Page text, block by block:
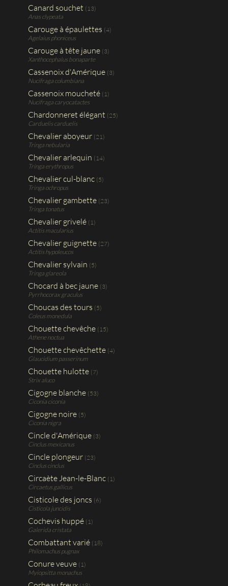
Canard souchet (13)
Anas clypeata
Carouge à épaulettes (4)
Agelaius phoniceus
Carouge à tête jaune (3)
Xanthocephalus bonaparte
Cassenoix d'Amérique (3)
Nucifraga columbiana
Cassenoix moucheté (1)
Nucifraga caryocatactes
Chardonneret élégant (25)
Carduelis carduelis
Chevalier aboyeur (21)
Tringa nebularia
Chevalier arlequin (14)
Tringa erythropus
Chevalier cul-blanc (5)
Tringa ochropus
Chevalier gambette (23)
Tringa tonatus
Chevalier grivelé (1)
Actitis macularius
Chevalier guignette (27)
Actitis hypoleucos
Chevalier sylvain (5)
Tringa glareola
Chocard à bec jaune (3)
Pyrrhocorax graculus
Choucas des tours (5)
Coleus monedula
Chouette chevêche (15)
Athene noctua
Chouette chevêchette (4)
Glaucidium passerinum
Chouette hulotte (7)
Strix aluco
Cigogne blanche (53)
Ciconia ciconia
Cigogne noire (5)
Ciconia nigra
Cincle d'Amérique (3)
Cinclus mexicanus
Cincle plongeur (23)
Cinclus cinclus
Circaète Jean-le-Blanc (1)
Circaetus gallicus
Cisticole des joncs (6)
Cisticola juncidis
Cochevis huppé (1)
Galerida cristata
Combattant varié (18)
Philomachus pugnax
Conure veuve (1)
Myiopsitta monachus